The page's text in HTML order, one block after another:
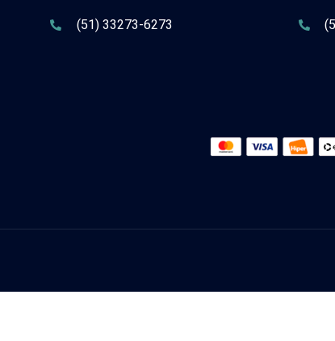
(51) 33273-6273